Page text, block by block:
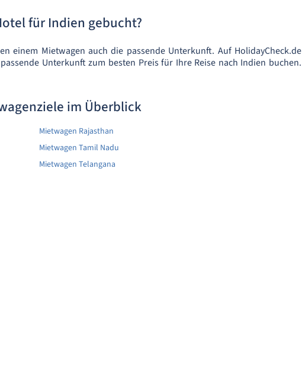
für Indien gebucht?
einem Mietwagen auch die passende Unterkunft. Auf HolidayCheck.de
Unterkunft zum besten Preis für Ihre Reise nach Indien buchen.
im Überblick
Mietwagen Rajasthan
Mietwagen Tamil Nadu
Mietwagen Telangana